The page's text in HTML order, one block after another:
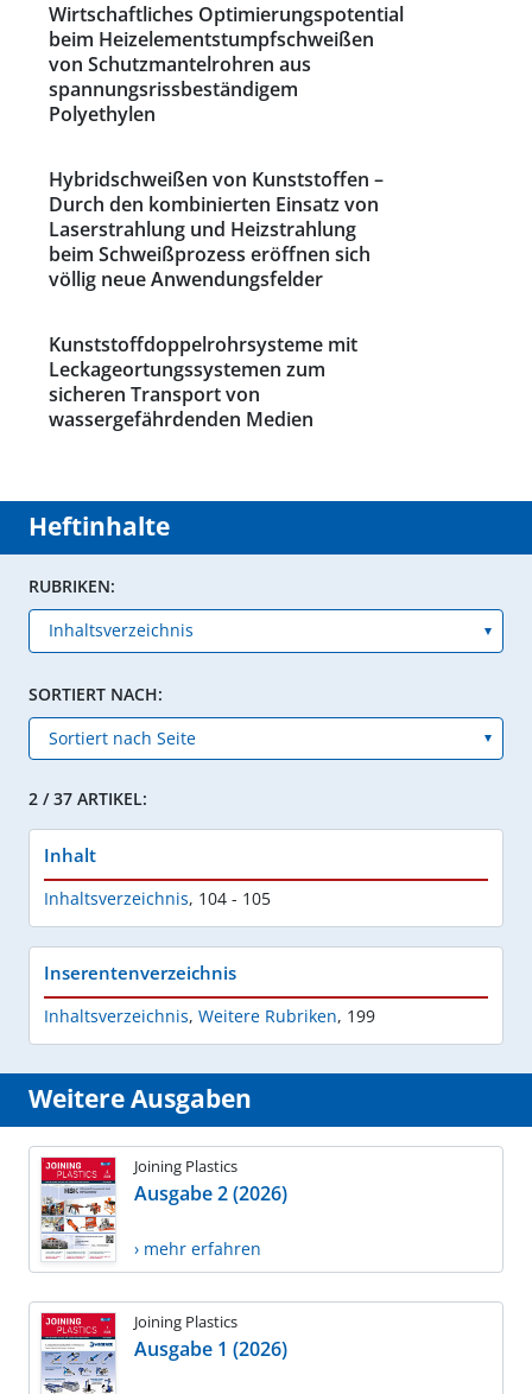
Wirtschaftliches Optimierungspotential
beim Heizelementstumpfschweißen
von Schutzmantelrohren aus
spannungsrissbeständigem
Polyethylen
Hybridschweißen von Kunststoffen –
Durch den kombinierten Einsatz von
Laserstrahlung und Heizstrahlung
beim Schweißprozess eröffnen sich
völlig neue Anwendungsfelder
Kunststoffdoppelrohrsysteme mit
Leckageortungssystemen zum
sicheren Transport von
wassergefährdenden Medien
Heftinhalte
RUBRIKEN:
SORTIERT NACH:
2 / 37 ARTIKEL:
Inhalt
Inhaltsverzeichnis, 104 - 105
Inserentenverzeichnis
Inhaltsverzeichnis, Weitere Rubriken, 199
Weitere Ausgaben
Joining Plastics
Ausgabe 2 (2026)
› mehr erfahren
Joining Plastics
Ausgabe 1 (2026)